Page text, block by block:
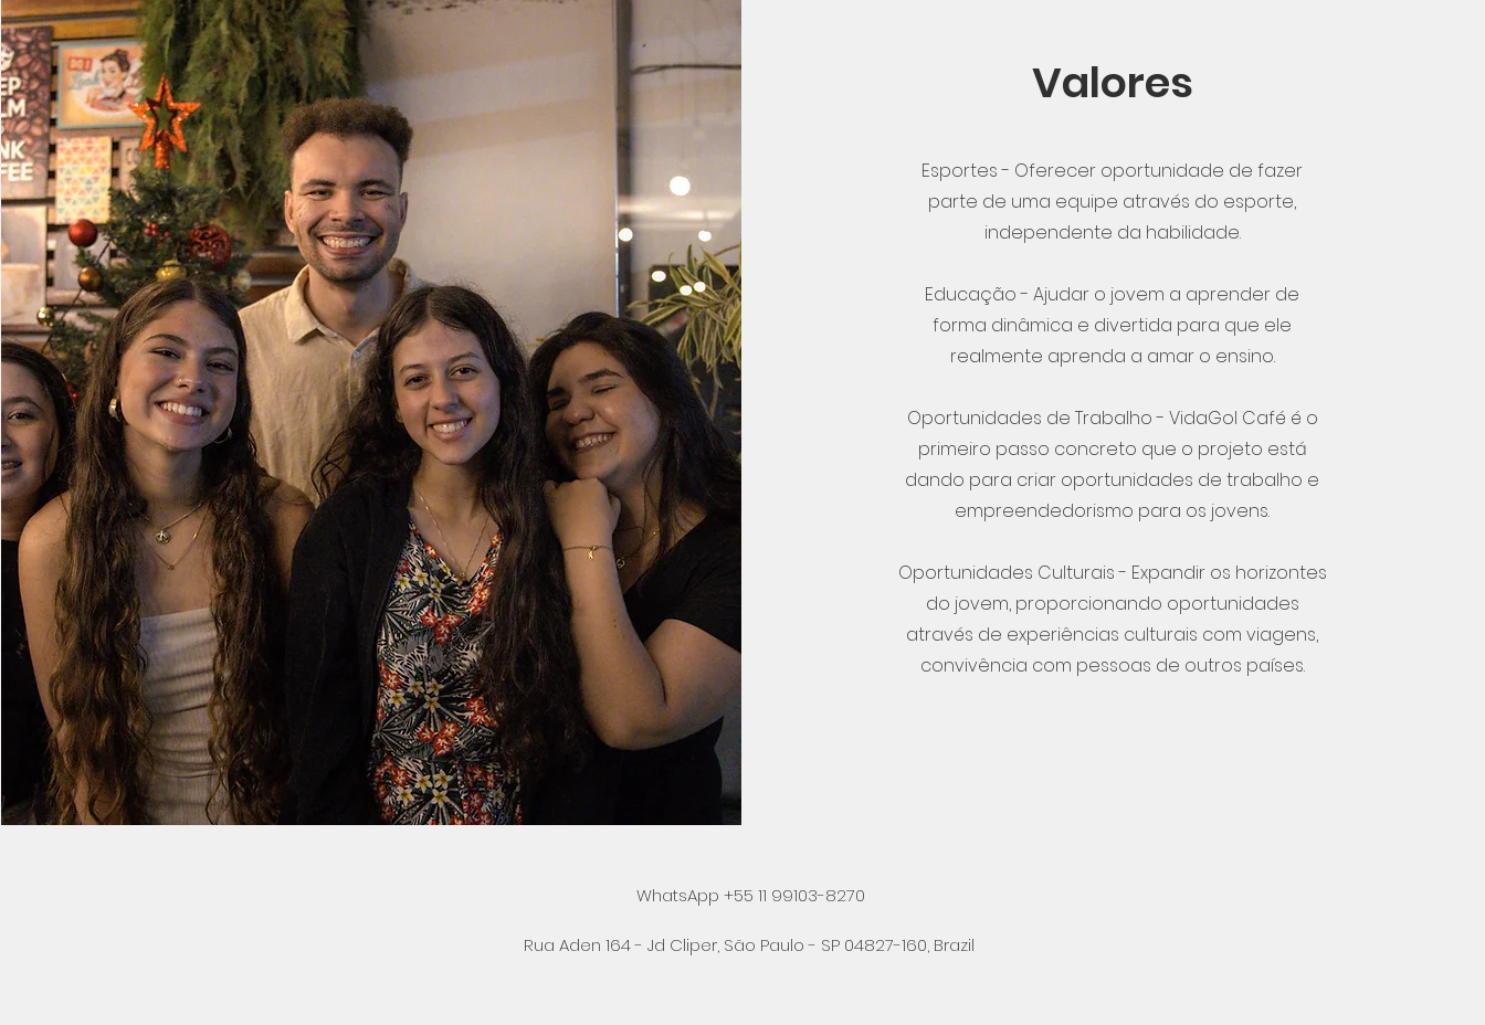
Valores
Esportes - Oferecer oportunidade de fazer
parte de uma equipe através do esporte,
independente da habilidade.
Educação - Ajudar o jovem a aprender de
forma dinâmica e divertida para que ele
realmente aprenda a amar o ensino.
Oportunidades de Trabalho - VidaGol Café é o
primeiro passo concreto que o projeto está
dando para criar oportunidades de trabalho e
empreendedorismo para os jovens.
Oportunidades Culturais - Expandir os horizontes
do jovem, proporcionando oportunidades
através de experiências culturais com viagens,
convivência com pessoas de outros países.
WhatsApp +55 11 99103-8270
Rua Aden 164 - Jd Cliper, São Paulo - SP 04827-160, Brazil